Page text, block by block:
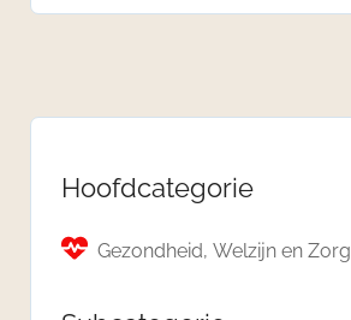
Hoofdcategorie
Gezondheid, Welzijn en Zorg